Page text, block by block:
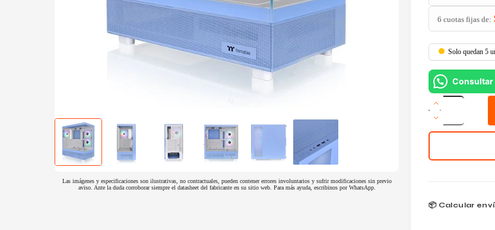
Las imágenes y especificaciones son ilustrativas, no contractuales, pueden contener errores involuntarios y sufrir modificaciones sin previo
aviso. Ante la duda corroborar siempre el datasheet del fabricante en su sitio web. Para más ayuda, escribinos por WhatsApp.
6 cuotas fijas de:
Solo quedan 5
Consultar
Gabinete
Thermaltake
View
270
Blue
cantidad
📦 Calcular